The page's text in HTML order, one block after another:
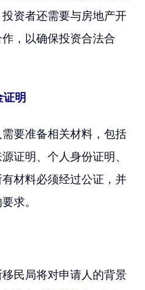
资者还需要与房地产开
，以确保投资合法合
明
要准备相关材料，包括
证明、个人身份证明、
材料必须经过公证，并
求。
民局将对申请人的背景